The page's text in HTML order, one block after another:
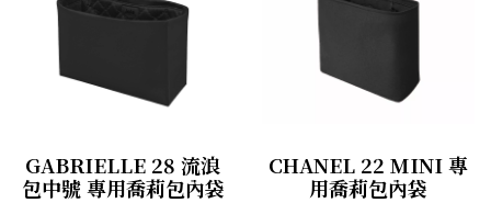
GABRIELLE 28 流浪
包中號 專用喬莉包內袋
CHANEL 22 MINI 專
用喬莉包內袋